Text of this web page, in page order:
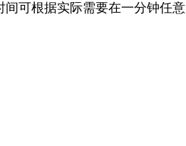
可根据实际需要在一分钟任意